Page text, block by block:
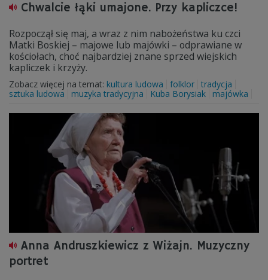
Chwalcie łąki umajone. Przy kapliczce!
Rozpoczął się maj, a wraz z nim nabożeństwa ku czci
Matki Boskiej – majowe lub majówki – odprawiane w
kościołach, choć najbardziej znane sprzed wiejskich
kapliczek i krzyży.
Zobacz więcej na temat: kultura ludowa folklor tradycja
sztuka ludowa
muzyka tradycyjna Kuba Borysiak majówka
Anna Andruszkiewicz z Wiżajn. Muzyczny
portret